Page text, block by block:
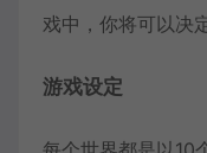
戏中，你将可以决
游戏设定